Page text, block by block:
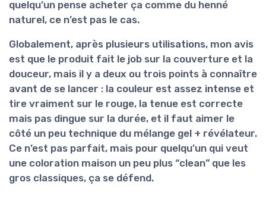
quelqu’un pense acheter ça comme du henné
naturel, ce n’est pas le cas.
Globalement, après plusieurs utilisations, mon avis
est que le produit fait le job sur la couverture et la
douceur, mais il y a deux ou trois points à connaître
avant de se lancer : la couleur est assez intense et
tire vraiment sur le rouge, la tenue est correcte
mais pas dingue sur la durée, et il faut aimer le
côté un peu technique du mélange gel + révélateur.
Ce n’est pas parfait, mais pour quelqu’un qui veut
une coloration maison un peu plus “clean” que les
gros classiques, ça se défend.